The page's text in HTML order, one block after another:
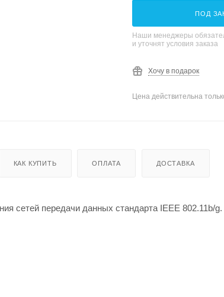
ПОД
Наши менеджеры
и уточнят условия заказа
Хочу в подарок
Цена действительна
КАК КУПИТЬ ОПЛАТА ДОСТАВКА
сетей передачи данных стандарта IEEE 802.11b/